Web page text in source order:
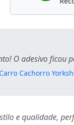
O adesivo ficou
Cachorro
e qualidade,